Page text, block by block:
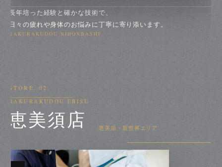
長年培った経験と確かな技術で、
日々の疲れや身体のお悩みに丁寧に寄り添います。
RAKURAKUDOU NIHONBASHI
STORE. 02
RAKURAKUDOU EBISU
恵美須店 恵美須・新世界エリア